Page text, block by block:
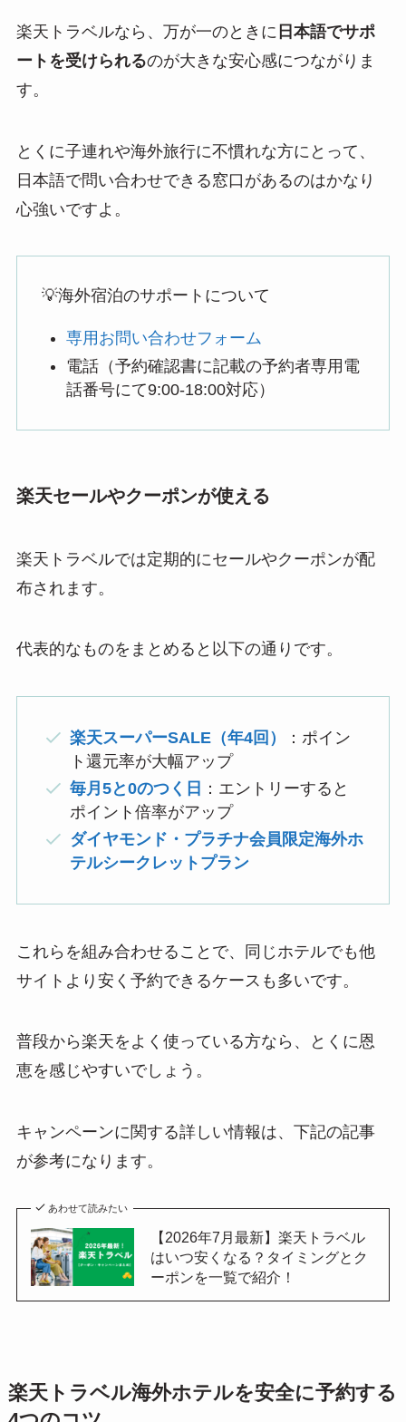
楽天トラベルなら、万が一のときに 日本語でサポ
ートを受けられるのが大きな安心感につながりま
す。
とくに子連れや海外旅行に不慣れな方にとって、
日本語で問い合わせできる窓口があるのはかなり
心強いですよ。
💡海外宿泊のサポートについて
専用お問い合わせフォーム
電話（予約確認書に記載の予約者専用電
話番号にて9:00-18:00対応）
楽天セールやクーポンが使える
楽天トラベルでは定期的にセールやクーポンが配
布されます。
代表的なものをまとめると以下の通りです。
楽天スーパーSALE（年4回）
：ポイン
ト還元率が大幅アップ
毎月5と0のつく日 ：エントリーすると
ポイント倍率がアップ
ダイヤモンド・プラチナ会員限定海外ホ
テルシークレットプラン
これらを組み合わせることで、同じホテルでも他
サイトより安く予約できるケースも多いです。
普段から楽天をよく使っている方なら、とくに恩
恵を感じやすいでしょう。
キャンペーンに関する詳しい情報は、下記の記事
が参考になります。
あわせて読みたい
【2026年7月最新】楽天トラベル
はいつ安くなる？タイミングとク
ーポンを一覧で紹介！
楽天トラベル海外ホテルを安全に予約する